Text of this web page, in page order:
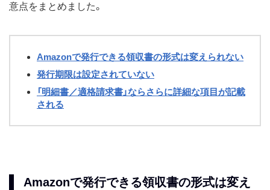
意点をまとめました。
Amazonで発行できる領収書の形式は変えられない
発行期限は設定されていない
「明細書／適格請求書」ならさらに詳細な項目が記載
される
Amazonで発行できる領収書の形式は変え